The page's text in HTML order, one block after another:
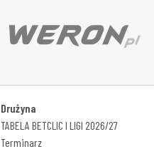
Drużyna
TABELA BETCLIC I LIGI 2026/27
Terminarz